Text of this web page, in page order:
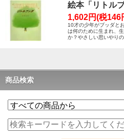
絵本「リトルブ
1,602円(税146
10才の少年がブッダと
は何のために生まれ、
か？やさしい思いやり
商品検索